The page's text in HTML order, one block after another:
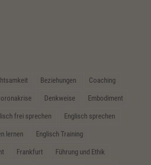
Beziehungen Coaching
Denkweise Embodiment
frei sprechen Englisch sprechen
lernen Englisch Training
Frankfurt Führung und Ethik